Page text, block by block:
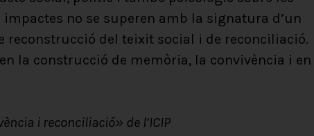
no se superen amb la signatura d’un
reconstrucció del teixit social i de reconciliació.
la construcció de memòria, la convivència i en
i reconciliació» de l’ICIP